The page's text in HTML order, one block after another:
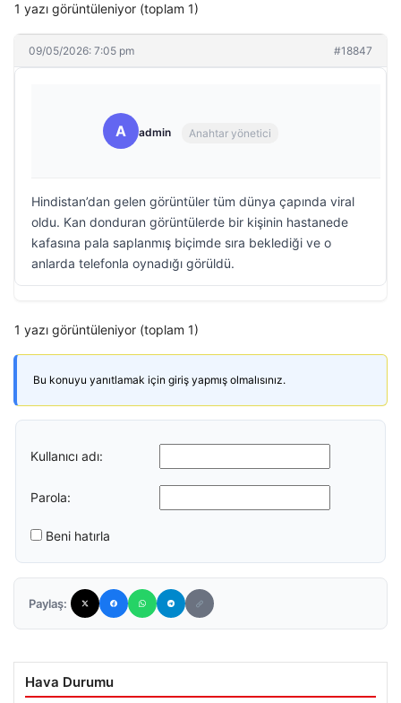
1 yazı görüntüleniyor (toplam 1)
09/05/2026: 7:05 pm #18847
A admin Anahtar yönetici
Hindistan’dan gelen görüntüler tüm dünya çapında viral
oldu. Kan donduran görüntülerde bir kişinin hastanede
kafasına pala saplanmış biçimde sıra beklediği ve o
anlarda telefonla oynadığı görüldü.
1 yazı görüntüleniyor (toplam 1)
Bu konuyu yanıtlamak için giriş yapmış olmalısınız.
Kullanıcı adı:
Parola:
Beni hatırla
Paylaş:
Hava Durumu